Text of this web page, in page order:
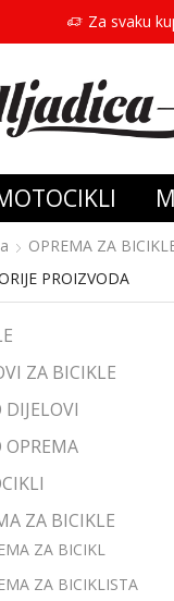
Za svaku
OPREMA ZA
PROIZVODA
ZA BICIKLE
OPREMA
ZA BICIKLE
ZA BICIKL
ZA BICIKLISTA